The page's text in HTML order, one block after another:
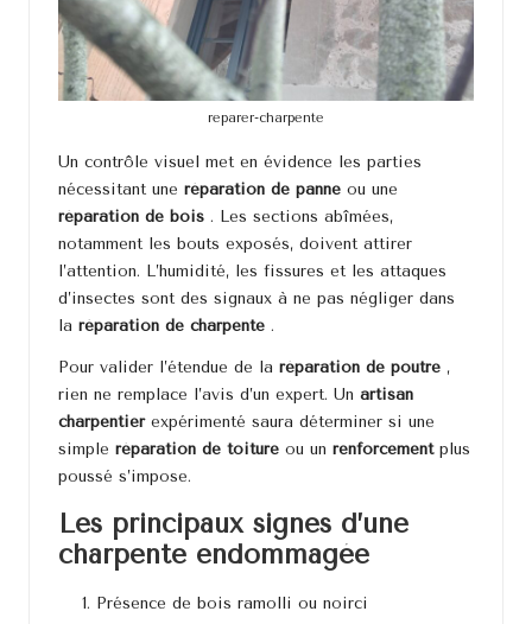
reparer-charpente
Un contrôle visuel met en évidence les parties
nécessitant une réparation de panne ou une
réparation de bois . Les sections abîmées,
notamment les bouts exposés, doivent attirer
l’attention. L’humidité, les fissures et les attaques
d’insectes sont des signaux à ne pas négliger dans
la réparation de charpente .
Pour valider l’étendue de la réparation de poutre ,
rien ne remplace l’avis d’un expert. Un artisan
charpentier expérimenté saura déterminer si une
simple réparation de toiture ou un renforcement plus
poussé s’impose.
Les principaux signes d’une
charpente endommagée
Présence de bois ramolli ou noirci